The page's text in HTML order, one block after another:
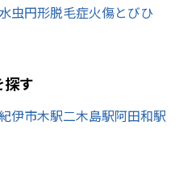
虫円形脱毛症火傷とびひ
探す
紀伊市木駅二木島駅阿田和駅